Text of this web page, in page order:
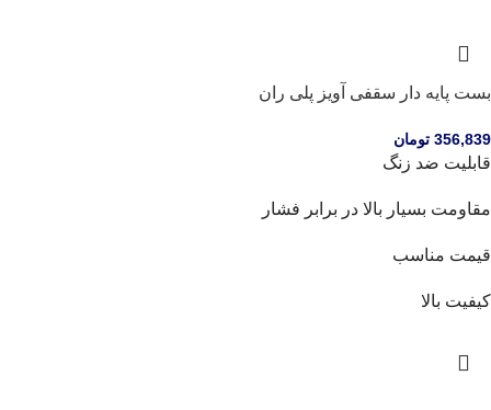
بست پایه دار سقفی آویز پلی ران
356,839 تومان
قابلیت ضد زنگ
مقاومت بسیار بالا در برابر فشار
قیمت مناسب
کیفیت بالا